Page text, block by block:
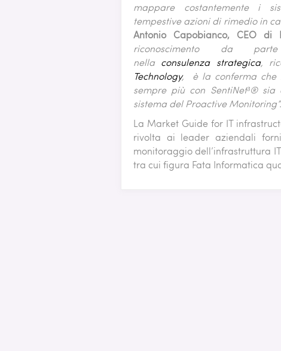
mappare costantemente i
tempestive azioni di rimedio in
Antonio Capobianco, CEO di
riconoscimento da
nella consulenza strategica,
Technology, è la conferma che
sempre più con SentiNet³®
sistema del Proactive Monitoring”.
La Market Guide for IT
rivolta ai leader aziendali
monitoraggio dell’infrastruttura
tra cui figura Fata Informatica